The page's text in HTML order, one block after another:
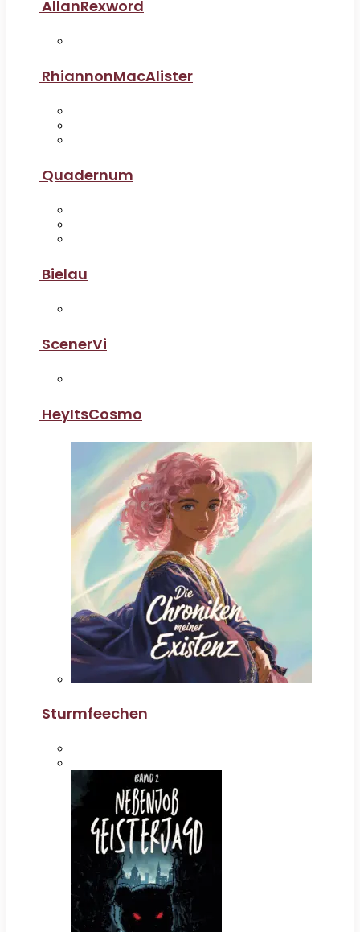
AllanRexword
RhiannonMacAlister
Quadernum
Bielau
ScenerVi
HeyItsCosmo
Sturmfeechen